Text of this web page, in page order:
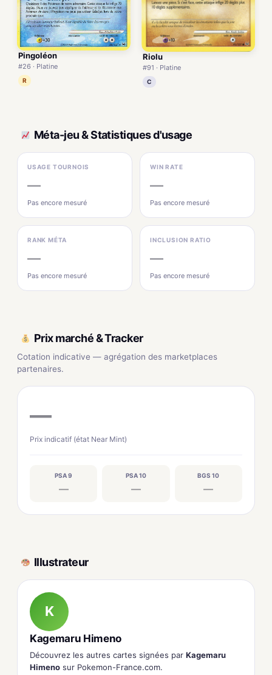
Pingoléon
#26 · Platine
R
Riolu
#91 · Platine
C
Méta-jeu & Statistiques d'usage
USAGE TOURNOIS
—
Pas encore mesuré
WIN RATE
—
Pas encore mesuré
RANK MÉTA
—
Pas encore mesuré
INCLUSION RATIO
—
Pas encore mesuré
Prix marché & Tracker
Cotation indicative — agrégation des marketplaces
partenaires.
—
Prix indicatif (état Near Mint)
PSA 9
—
PSA 10
—
BGS 10
—
Illustrateur
K
Kagemaru Himeno
Découvrez les autres cartes signées par Kagemaru
Himeno sur Pokemon-France.com.